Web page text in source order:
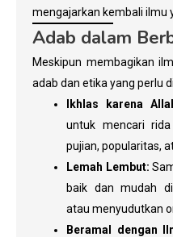
mengajarkan kembali ilmu
Adab dalam
Meskipun membagikan
adab dan etika yang perlu
Ikhlas karena
untuk mencari
pujian, popularitas,
Lemah Lembut:
baik dan mudah
atau menyudutkan
Beramal dengan